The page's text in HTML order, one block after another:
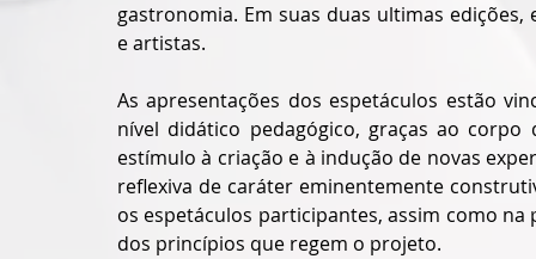
gastronomia. Em suas duas ultimas
e artistas.
As apresentações dos espetáculos estão
nível didático pedagógico, graças ao
estímulo à criação e à indução de novas
reflexiva de caráter eminentemente
os espetáculos participantes, assim como
dos princípios que regem o projeto.